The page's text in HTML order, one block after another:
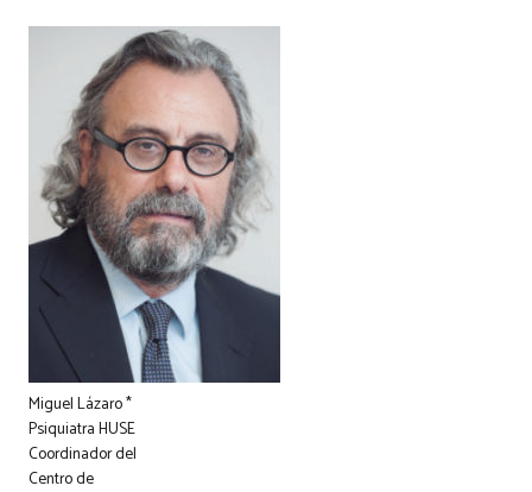
Miguel Lázaro *
Psiquiatra HUSE
Coordinador del
Centro de